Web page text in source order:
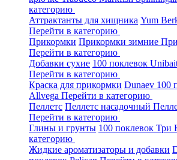
категорию
Аттрактанты для хищника Yum
Перейти в категорию
Прикормки Прикормки зимние
Перейти в категорию
Добавки сухие 100 поклевок
Перейти в категорию
Краска для прикормки Dunaev 100
Allvega Перейти в категорию
Пеллетс Пеллетс насадочный
Перейти в категорию
Глины и грунты 100 поклевок Три
категорию
Жидкие ароматизаторы и добавки